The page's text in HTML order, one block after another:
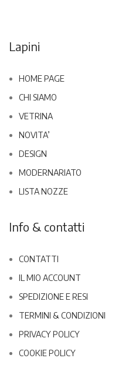
Lapini
HOME PAGE
CHI SIAMO
VETRINA
NOVITA’
DESIGN
MODERNARIATO
LISTA NOZZE
Info & contatti
CONTATTI
IL MIO ACCOUNT
SPEDIZIONE E RESI
TERMINI & CONDIZIONI
PRIVACY POLICY
COOKIE POLICY